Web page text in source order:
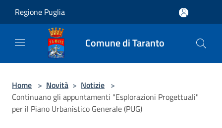
Regione Puglia
Comune di Taranto
Home > Novità > Notizie >
Continuano gli appuntamenti "Esplorazioni Progettuali"
per il Piano Urbanistico Generale (PUG)